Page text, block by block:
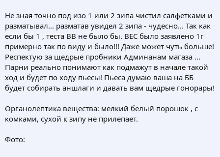
Не зная точно под изо 1 или 2 зипа чистил салфетками и
разматывал... разматав увидел 2 зипа - чудесно... Так как
если бы 1 , теста ВВ не было бы. ВЕС было заявлено 1г
примерно так по виду и было!!! Даже может чуть больше!
Респектую за щедрые пробники Админанам магаза ...
Парни реально понимают как подмажут в начале такой
ход и будет по ходу пьесы! Пьеса думаю ваша на ББ
будет собирать аншлаги и давать вам щедрые гонорары!
Органолептика вещества: мелкий белый порошок , с
комками, сухой к зипу не прилепает.
Фото: